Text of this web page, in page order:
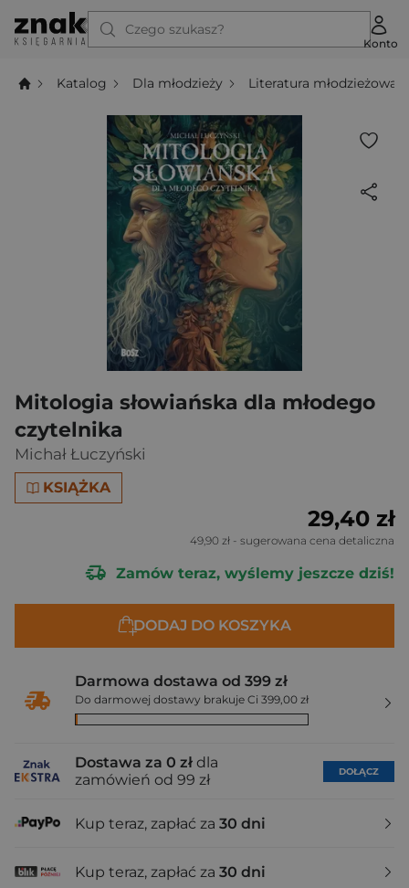
Czego szukasz?
Konto
Katalog Dla młodzieży Literatura młodzieżowa
Mitologia słowiańska dla młodego
czytelnika
Michał Łuczyński
KSIĄŻKA
29,40 zł
49,90 zł - sugerowana cena detaliczna
Zamów teraz, wyślemy jeszcze dziś!
DODAJ DO KOSZYKA
Darmowa dostawa od 399 zł
Do darmowej dostawy brakuje Ci 399,00 zł
Dostawa za 0 zł dla
zamówień od 99 zł
DOŁĄCZ
Kup teraz, zapłać za 30 dni
Kup teraz, zapłać za 30 dni